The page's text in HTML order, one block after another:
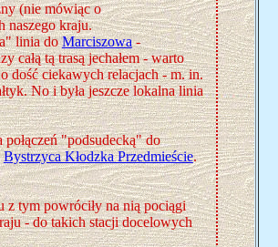
(nie mówiąc o
naszego kraju.
linia doMarciszowa-
całą tą trasą jechałem - warto
dość ciekawych relacjach - m. in.
No i była jeszcze lokalna linia
"podsudecką" do
Bystrzyca Kłodzka Przedmieście.
tym powróciły na nią pociągi
- do takich stacji docelowych